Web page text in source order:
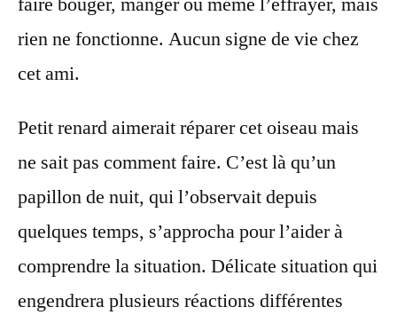
rien ne fonctionne. Aucun signe de vie chez
cet ami.
Petit renard aimerait réparer cet oiseau mais
ne sait pas comment faire. C’est là qu’un
papillon de nuit, qui l’observait depuis
quelques temps, s’approcha pour l’aider à
comprendre la situation. Délicate situation qui
engendrera plusieurs réactions différentes